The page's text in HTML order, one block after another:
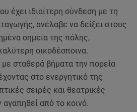
έχει ιδιαίτερη σύνδεση με τη
ανέλαβε να δείξει στους
σημεία της πόλης,
οικοδέσποινα.
με σταθερά βήματα την πορεία
στο ενεργητικό της
σειρές και θεατρικές
από το κοινό.